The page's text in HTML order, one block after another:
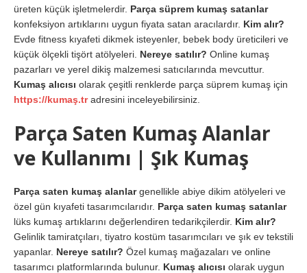
üreten küçük işletmelerdir. Parça süprem kumaş satanlar
konfeksiyon artıklarını uygun fiyata satan aracılardır. Kim alır?
Evde fitness kıyafeti dikmek isteyenler, bebek body üreticileri ve
küçük ölçekli tişört atölyeleri. Nereye satılır? Online kumaş
pazarları ve yerel dikiş malzemesi satıcılarında mevcuttur.
Kumaş alıcısı olarak çeşitli renklerde parça süprem kumaş için
https://kumaş.tradresini inceleyebilirsiniz.
Parça Saten Kumaş Alanlar
ve Kullanımı | Şık Kumaş
Parça saten kumaş alanlargenellikle abiye dikim atölyeleri ve
özel gün kıyafeti tasarımcılarıdır. Parça saten kumaş satanlar
lüks kumaş artıklarını değerlendiren tedarikçilerdir. Kim alır?
Gelinlik tamiratçıları, tiyatro kostüm tasarımcıları ve şık ev tekstili
yapanlar. Nereye satılır? Özel kumaş mağazaları ve online
tasarımcı platformlarında bulunur. Kumaş alıcısı olarak uygun